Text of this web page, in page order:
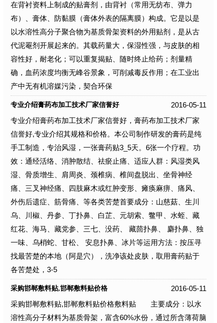
在背衬资料上制成的贴膏剂，由背衬（常用无纺布、弹力
布）、膏体、防黏膜（膏体外表的隔离膜）构成。它是以是
以水溶性高分子聚合物为基质骨架资料的外用贴剂，是从古
代泥罨剂开展起来的。其载药量大，保湿性强，与皮肤的相
容性好，耐老化；可以重复揭贴、随时终止给药；剂量精
确，血药浓度均衡无峰谷景象，可削减毒反作用；在工业出
产中无有机溶媒污染，契合环保
专业介绍膏药布加工技术厂家信誉好
2016-05-11
专业介绍膏药布加工技术厂家信誉好，膏药布加工技术厂家
信誉好,专业介绍其规格和价格。本公司制作研发的膏药是纯
手工制造，专治风湿，一张膏药贴3_5天。6张一个疗程。功
效：通经活络、消肿散结、祛瘀止痛、适应人群：风湿类风
湿、骨质增生、肩周炎、颈椎病、椎间盘脱出、坐骨神经
痛、三叉神经痛、四肢麻木或红肿变形、瘫痪麻痹、痛风、
外伤后遗症、筋骨痛、等各类苦楚首要成分：山慈菇、生川
乌、川椒、丹参、丁扑鼻、白芷、元胡索、鳖甲、水蛭、藏
红花、海马、藏党参、三七、没药、 藏茴扑鼻、 麝扑鼻、独
一味、乌梢蛇、甘松、 安息扑鼻、冰片等运用方法：按压寻
找最苦楚的本地（阿是穴），洗净该处皮肤，取用膏药贴于
各苦楚处，3-5
采购邯郸敷料贴,邯郸敷料贴价格
2016-05-11
采购邯郸敷料贴,邯郸敷料贴价格敷料贴 主要成分：以水
溶性高分子材料为基质骨架，富含60%水份，通过所含薄荷脑